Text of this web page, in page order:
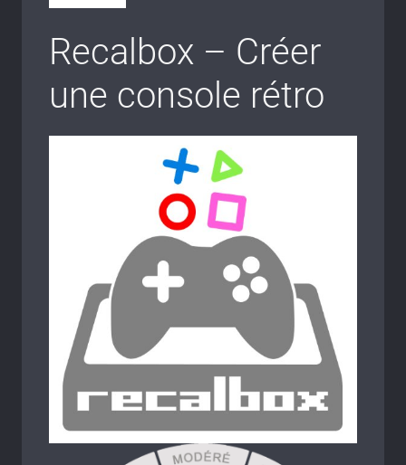
Recalbox – Créer
une console rétro